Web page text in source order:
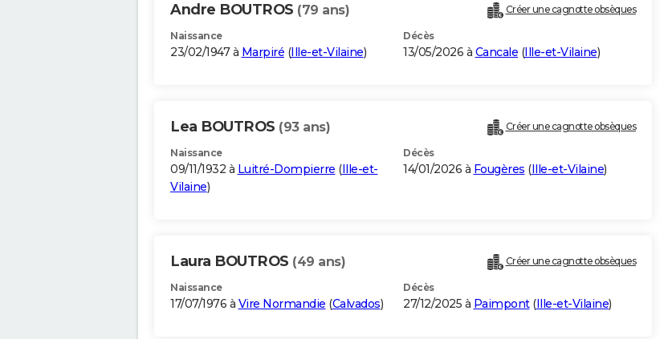
Andre BOUTROS (79 ans) Créer une cagnotte obsèques
Naissance
23/02/1947 à Marpiré (Ille-et-Vilaine)
Décès
13/05/2026 à Cancale (Ille-et-Vilaine)
Lea BOUTROS (93 ans) Créer une cagnotte obsèques
Naissance
09/11/1932 à Luitré-Dompierre (Ille-et-
Vilaine)
Décès
14/01/2026 à Fougères (Ille-et-Vilaine)
Laura BOUTROS (49 ans) Créer une cagnotte obsèques
Naissance
17/07/1976 à Vire Normandie (Calvados)
Décès
27/12/2025 à Paimpont(Ille-et-Vilaine)